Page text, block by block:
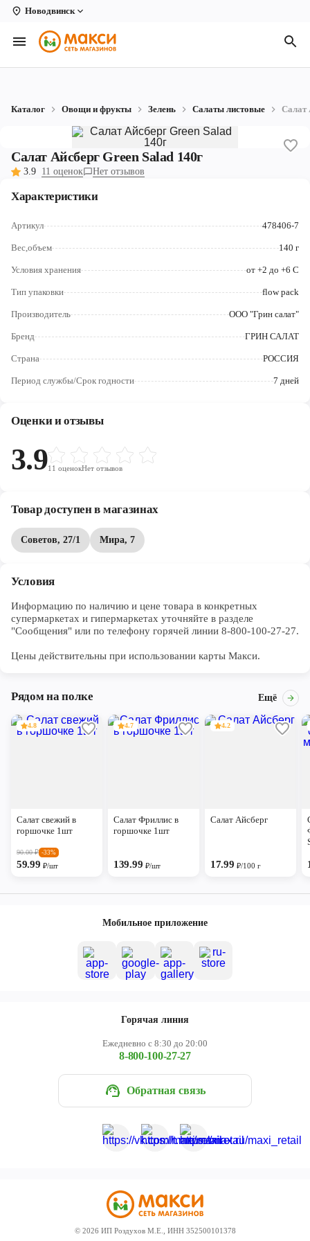
Новодвинск
Вологда
Архангельск
Кирово-Чепецк
Коряжма
Котлас
Новодвинск
Северодвинск
Череповец
Ярославль
Каталог Овощи и фрукты Зелень Салаты листовые Салат
Салат Айсберг Green Salad 140г
3.9 11 оценок Нет отзывов
Характеристики
Артикул 478406-7
Вес,объем 140 г
Условия хранения от +2 до +6 С
Тип упаковки flow pack
Производитель ООО "Грин салат"
Бренд ГРИН САЛАТ
Страна РОССИЯ
Период службы/Срок годности 7 дней
Оценки и отзывы
3.911 оценокНет отзывов
Товар доступен в магазинах
Советов, 27/1 Мира, 7
Условия
Информацию по наличию и цене товара в конкретных
супермаркетах и гипермаркетах уточняйте в разделе
"Сообщения" или по телефону горячей линии 8-800-100-27-27.
Цены действительны при использовании карты Макси.
Рядом на полке Ещё
4.8
Салат свежий в
горшочке 1шт
90.00₽ -33%
59.99₽/шт
4.7
Салат Фриллис в
горшочке 1шт
139.99 ₽/шт
4.2
Салат Айсберг
17.99₽/100 г
Мобильное приложение
Горячая линия
Ежедневно с 8:30 до 20:00
8-800-100-27-27
Обратная связь
© 2026 ИП Роздухов М.Е., ИНН 352500101378